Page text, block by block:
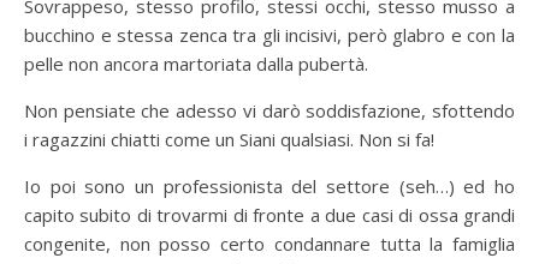
Sovrappeso, stesso profilo, stessi occhi, stesso musso a
bucchino e stessa zenca tra gli incisivi, però glabro e con la
pelle non ancora martoriata dalla pubertà.
Non pensiate che adesso vi darò soddisfazione, sfottendo
i ragazzini chiatti come un Siani qualsiasi. Non si fa!
Io poi sono un professionista del settore (seh…) ed ho
capito subito di trovarmi di fronte a due casi di ossa grandi
congenite, non posso certo condannare tutta la famiglia